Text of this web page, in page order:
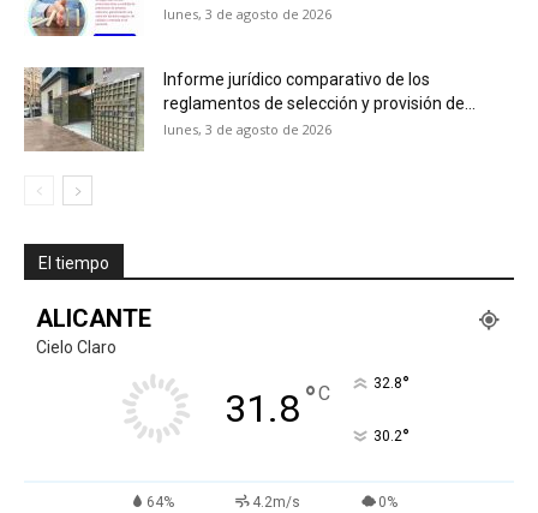
lunes, 3 de agosto de 2026
Informe jurídico comparativo de los
reglamentos de selección y provisión de...
lunes, 3 de agosto de 2026
El tiempo
ALICANTE
Cielo Claro
31.8°C 32.8°
30.2°
64% 4.2m/s 0%